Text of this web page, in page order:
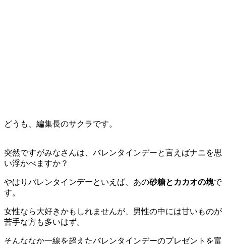
どうも、編集長のサクラです。
突然ですがみなさんは、バレンタインデーと言えばナニを思
い浮かべますか？
やはりバレンタインデーといえば、あの砂糖とカカオの塊で
す。
女性なら大好きかもしれませんが、男性の中には甘いものが
苦手な方も多いはず。
そんななか一線を超えたバレンタインデーのプレゼントを富